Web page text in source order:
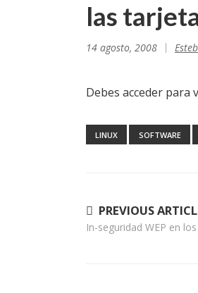
las
14 agosto, 2008
Debes acceder para
LINUX SOFTWARE
Navegación
de
PREVIOUS
In-seguridad WEP en